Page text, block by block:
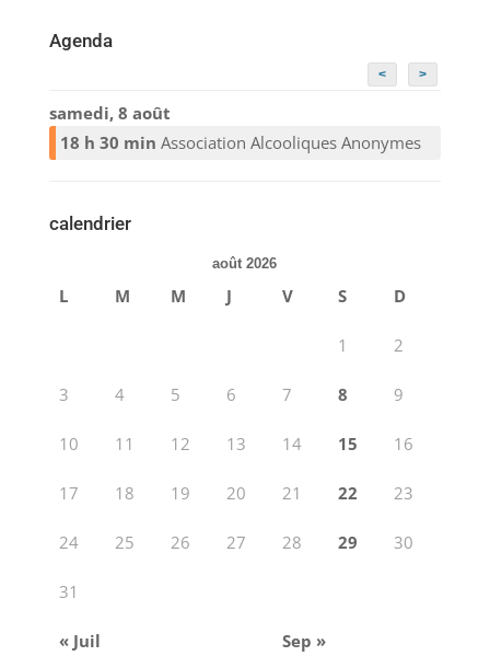
Agenda
< >
samedi, 8 août
18 h 30 min Association Alcooliques Anonymes
calendrier
août 2026
L M M J V S D
1 2
3 4 5 6 7 8 9
10 11 12 13 14 15 16
17 18 19 20 21 22 23
24 25 26 27 28 29 30
31
« Juil Sep »